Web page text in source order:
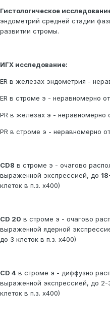
Гистологическое
эндометрий средней стадии
развитии стромы.
ИГХ исследование:
ER в железах эндометрия -
ER в строме э - неравномерно
PR в железах э - неравномерно
PR в строме э - неравномерно
CD8 в строме э - очагово
выраженной экспрессией, до
клеток в п.з. х400)
CD 20 в строме э - очагово
выраженной ядерной
до 3 клеток в п.з. х400)
CD 4 в строме э - диффузно
выраженной экспрессией, до 2-
клеток в п.з. х400)